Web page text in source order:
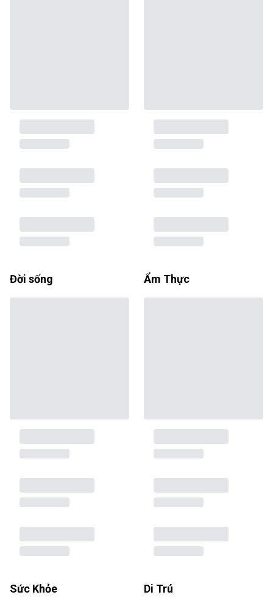
Đời sống Ẩm Thực
Sức Khỏe Di Trú